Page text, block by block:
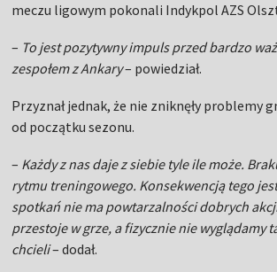
meczu ligowym pokonali Indykpol AZS
– To jest pozytywny impuls przed bardzo
zespołem z Ankary– powiedział.
Przyznał jednak, że nie zniknęły problemy
od początku sezonu.
– Każdy z nas daje z siebie tyle ile może.
rytmu treningowego. Konsekwencją tego
spotkań nie ma powtarzalności dobrych
przestoje w grze, a fizycznie nie wyglądamy
chcieli– dodał.